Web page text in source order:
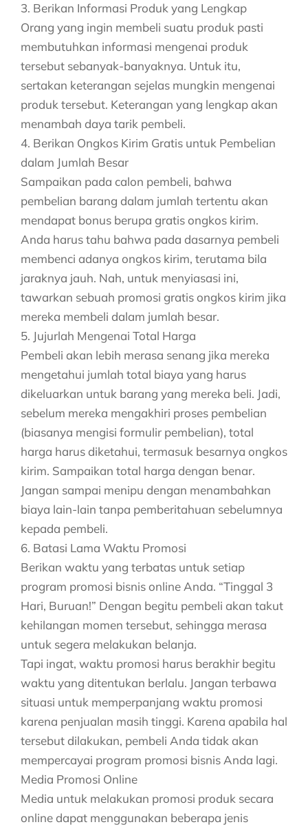
3. Berikan Informasi Produk yang Lengkap
Orang yang ingin membeli suatu produk pasti
membutuhkan informasi mengenai produk
tersebut sebanyak-banyaknya. Untuk itu,
sertakan keterangan sejelas mungkin mengenai
produk tersebut. Keterangan yang lengkap akan
menambah daya tarik pembeli.
4. Berikan Ongkos Kirim Gratis untuk Pembelian
dalam Jumlah Besar
Sampaikan pada calon pembeli, bahwa
pembelian barang dalam jumlah tertentu akan
mendapat bonus berupa gratis ongkos kirim.
Anda harus tahu bahwa pada dasarnya pembeli
membenci adanya ongkos kirim, terutama bila
jaraknya jauh. Nah, untuk menyiasasi ini,
tawarkan sebuah promosi gratis ongkos kirim jika
mereka membeli dalam jumlah besar.
5. Jujurlah Mengenai Total Harga
Pembeli akan lebih merasa senang jika mereka
mengetahui jumlah total biaya yang harus
dikeluarkan untuk barang yang mereka beli. Jadi,
sebelum mereka mengakhiri proses pembelian
(biasanya mengisi formulir pembelian), total
harga harus diketahui, termasuk besarnya ongkos
kirim. Sampaikan total harga dengan benar.
Jangan sampai menipu dengan menambahkan
biaya lain-lain tanpa pemberitahuan sebelumnya
kepada pembeli.
6. Batasi Lama Waktu Promosi
Berikan waktu yang terbatas untuk setiap
program promosi bisnis online Anda. “Tinggal 3
Hari, Buruan!” Dengan begitu pembeli akan takut
kehilangan momen tersebut, sehingga merasa
untuk segera melakukan belanja.
Tapi ingat, waktu promosi harus berakhir begitu
waktu yang ditentukan berlalu. Jangan terbawa
situasi untuk memperpanjang waktu promosi
karena penjualan masih tinggi. Karena apabila hal
tersebut dilakukan, pembeli Anda tidak akan
mempercayai program promosi bisnis Anda lagi.
Media Promosi Online
Media untuk melakukan promosi produk secara
online dapat menggunakan beberapa jenis